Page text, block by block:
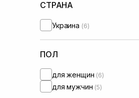
СТРАНА
Украина (6)
ПОЛ
для женщин (6)
для мужчин (5)